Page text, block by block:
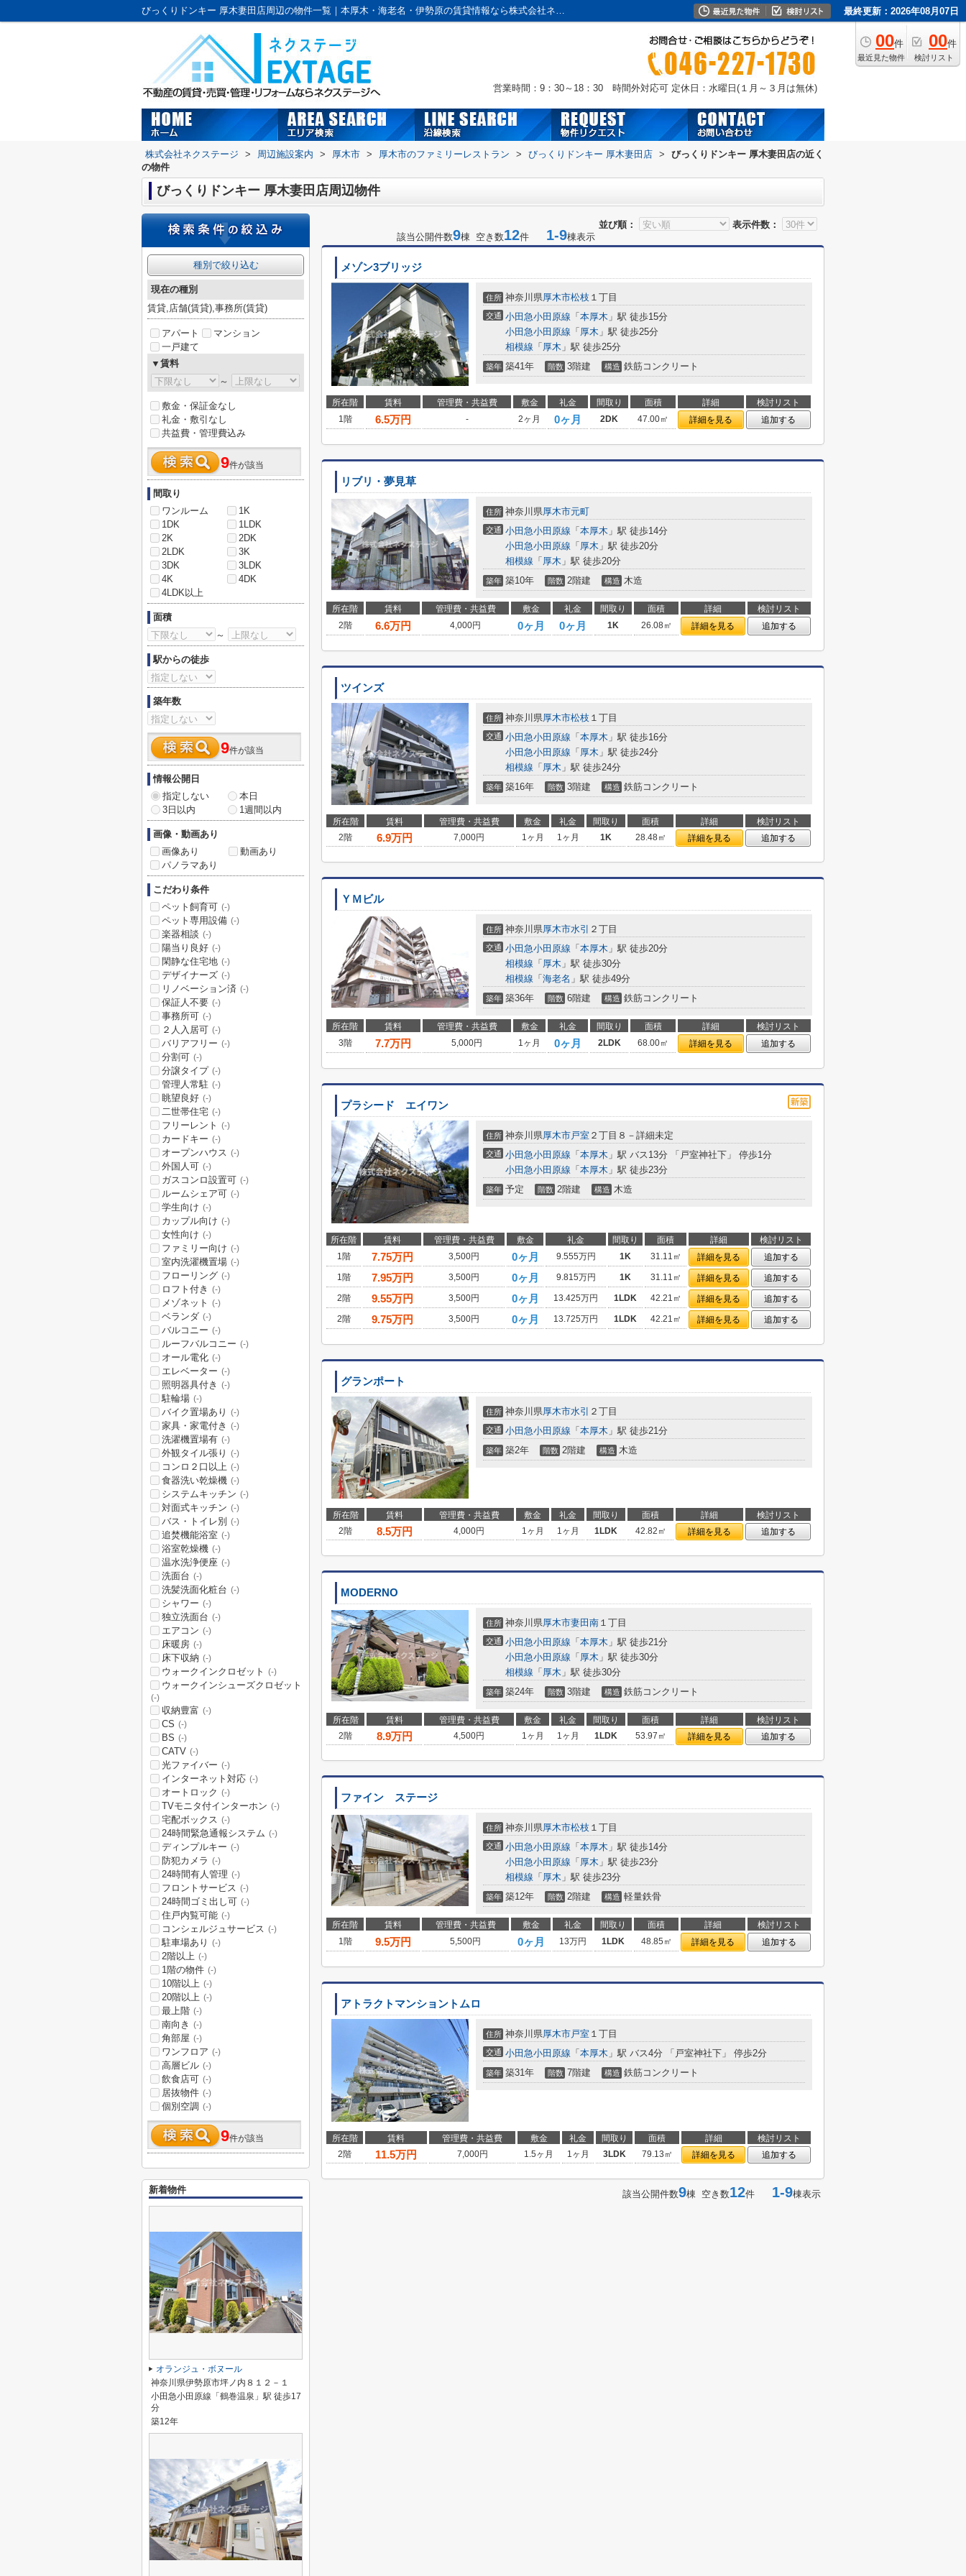
びっくりドンキー 厚木妻田店周辺の物件一覧｜本厚木・海老名・伊勢原の賃貸情報なら株式会社ネクステージへおまかせ！ 最終更新：2026年08月07日
00件
最近見た物件
00件
検討リスト
営業時間：9：30～18：30 時間外対応可 定休日：水曜日(１月～３月は無休)
株式会社ネクステージ > 周辺施設案内 > 厚木市 > 厚木市のファミリーレストラン > びっくりドンキー 厚木妻田店 >
びっくりドンキー 厚木妻田店の近く
の物件
びっくりドンキー 厚木妻田店周辺物件
並び順：
表示件数：
該当公開件数9棟 空き数12件 1-9棟表示
メゾン3ブリッジ
住所 神奈川県厚木市松枝 １丁目
交通 小田急小田原線 「 本厚木 」駅 徒歩15分
小田急小田原線 「 厚木 」駅 徒歩25分
相模線 「 厚木 」駅 徒歩25分
築年 築41年 階数 3階建 構造 鉄筋コンクリート
所在階 賃料 管理費・共益費 敷金 礼金 間取り 面積 詳細
検討リスト
1階
6.5万円 - 2ヶ月 0ヶ月 2DK 47.00㎡ 詳細を見る 追加する
リブリ・夢見草
住所 神奈川県厚木市元町
交通 小田急小田原線 「 本厚木 」駅 徒歩14分
小田急小田原線 「 厚木 」駅 徒歩20分
相模線 「 厚木 」駅 徒歩20分
築年 築10年 階数 2階建 構造 木造
所在階 賃料 管理費・共益費 敷金 礼金 間取り 面積 詳細
検討リスト
2階
6.6万円 4,000円 0ヶ月 0ヶ月 1K 26.08㎡ 詳細を見る 追加する
ツインズ
住所 神奈川県厚木市松枝 １丁目
交通 小田急小田原線 「 本厚木 」駅 徒歩16分
小田急小田原線 「 厚木 」駅 徒歩24分
相模線 「 厚木 」駅 徒歩24分
築年 築16年 階数 3階建 構造 鉄筋コンクリート
所在階 賃料 管理費・共益費 敷金 礼金 間取り 面積 詳細
検討リスト
2階
6.9万円 7,000円 1ヶ月 1ヶ月 1K 28.48㎡ 詳細を見る 追加する
ＹＭビル
住所 神奈川県厚木市水引 ２丁目
交通 小田急小田原線 「 本厚木 」駅 徒歩20分
相模線 「 厚木 」駅 徒歩30分
相模線 「 海老名 」駅 徒歩49分
築年 築36年 階数 6階建 構造 鉄筋コンクリート
所在階 賃料 管理費・共益費 敷金 礼金 間取り 面積 詳細
検討リスト
3階
7.7万円 5,000円 1ヶ月 0ヶ月 2LDK 68.00㎡ 詳細を見る 追加する
プラシード エイワン
住所 神奈川県厚木市戸室 ２丁目８－詳細未定
交通 小田急小田原線 「 本厚木 」駅 バス13分 「戸室神社下」 停歩1分
小田急小田原線 「 本厚木 」駅 徒歩23分
築年 予定 階数 2階建 構造 木造
所在階 賃料 管理費・共益費 敷金 礼金 間取り 面積 詳細
検討リスト
1階
7.75万円 3,500円 0ヶ月 9.555万円 1K 31.11㎡ 詳細を見る
追加する
1階
7.95万円 3,500円 0ヶ月 9.815万円 1K 31.11㎡ 詳細を見る
追加する
2階
9.55万円 3,500円 0ヶ月 13.425万円 1LDK 42.21㎡ 詳細を見る
追加する
2階
9.75万円 3,500円 0ヶ月 13.725万円 1LDK 42.21㎡ 詳細を見る 追加する
グランポート
住所 神奈川県厚木市水引 ２丁目
交通 小田急小田原線 「 本厚木 」駅 徒歩21分
築年 築2年 階数 2階建 構造 木造
所在階 賃料 管理費・共益費 敷金 礼金 間取り 面積 詳細
検討リスト
2階
8.5万円 4,000円 1ヶ月 1ヶ月 1LDK 42.82㎡ 詳細を見る 追加する
MODERNO
住所 神奈川県厚木市妻田南 １丁目
交通 小田急小田原線 「 本厚木 」駅 徒歩21分
小田急小田原線 「 厚木 」駅 徒歩30分
相模線 「 厚木 」駅 徒歩30分
築年 築24年 階数 3階建 構造 鉄筋コンクリート
所在階 賃料 管理費・共益費 敷金 礼金 間取り 面積 詳細
検討リスト
2階
8.9万円 4,500円 1ヶ月 1ヶ月 1LDK 53.97㎡ 詳細を見る 追加する
ファイン ステージ
住所 神奈川県厚木市松枝 １丁目
交通 小田急小田原線 「 本厚木 」駅 徒歩14分
小田急小田原線 「 厚木 」駅 徒歩23分
相模線 「 厚木 」駅 徒歩23分
築年 築12年 階数 2階建 構造 軽量鉄骨
所在階 賃料 管理費・共益費 敷金 礼金 間取り 面積 詳細
検討リスト
1階
9.5万円 5,500円 0ヶ月 13万円 1LDK 48.85㎡ 詳細を見る 追加する
アトラクトマンショントムロ
住所 神奈川県厚木市戸室 １丁目
交通 小田急小田原線 「 本厚木 」駅 バス4分 「戸室神社下」 停歩2分
築年 築31年 階数 7階建 構造 鉄筋コンクリート
所在階 賃料 管理費・共益費 敷金 礼金 間取り 面積 詳細
検討リスト
2階
11.5万円 7,000円 1.5ヶ月 1ヶ月 3LDK 79.13㎡ 詳細を見る 追加する
該当公開件数9棟 空き数12件 1-9棟表示
種別で絞り込む
現在の種別
賃貸,店舗(賃貸),事務所(賃貸)
アパート
マンション
一戸建て
▼賃料
～
敷金・保証金なし
礼金・敷引なし
共益費・管理費込み
9件が該当
間取り
ワンルーム
1K
1DK
1LDK
2K
2DK
2LDK
3K
3DK
3LDK
4K
4DK
4LDK以上
面積
～
駅からの徒歩
築年数
9件が該当
情報公開日
指定しない
本日
3日以内
1週間以内
画像・動画あり
画像あり
動画あり
パノラマあり
こだわり条件
ペット飼育可 (-)
ペット専用設備 (-)
楽器相談 (-)
陽当り良好 (-)
閑静な住宅地 (-)
デザイナーズ (-)
リノベーション済 (-)
保証人不要 (-)
事務所可 (-)
２人入居可 (-)
バリアフリー (-)
分割可 (-)
分譲タイプ (-)
管理人常駐 (-)
眺望良好 (-)
二世帯住宅 (-)
フリーレント (-)
カードキー (-)
オープンハウス (-)
外国人可 (-)
ガスコンロ設置可 (-)
ルームシェア可 (-)
学生向け (-)
カップル向け (-)
女性向け (-)
ファミリー向け (-)
室内洗濯機置場 (-)
フローリング (-)
ロフト付き (-)
メゾネット (-)
ベランダ (-)
バルコニー (-)
ルーフバルコニー (-)
オール電化 (-)
エレベーター (-)
照明器具付き (-)
駐輪場 (-)
バイク置場あり (-)
家具・家電付き (-)
洗濯機置場有 (-)
外観タイル張り (-)
コンロ２口以上 (-)
食器洗い乾燥機 (-)
システムキッチン (-)
対面式キッチン (-)
バス・トイレ別 (-)
追焚機能浴室 (-)
浴室乾燥機 (-)
温水洗浄便座 (-)
洗面台 (-)
洗髪洗面化粧台 (-)
シャワー (-)
独立洗面台 (-)
エアコン (-)
床暖房 (-)
床下収納 (-)
ウォークインクロゼット (-)
ウォークインシューズクロゼット
(-)
収納豊富 (-)
CS (-)
BS (-)
CATV (-)
光ファイバー (-)
インターネット対応 (-)
オートロック (-)
TVモニタ付インターホン (-)
宅配ボックス (-)
24時間緊急通報システム (-)
ディンプルキー (-)
防犯カメラ (-)
24時間有人管理 (-)
フロントサービス (-)
24時間ゴミ出し可 (-)
住戸内覧可能 (-)
コンシェルジュサービス (-)
駐車場あり (-)
2階以上 (-)
1階の物件 (-)
10階以上 (-)
20階以上 (-)
最上階 (-)
南向き (-)
角部屋 (-)
ワンフロア (-)
高層ビル (-)
飲食店可 (-)
居抜物件 (-)
個別空調 (-)
9件が該当
新着物件
オランジュ・ボヌール
神奈川県伊勢原市坪ノ内８１２－１
小田急小田原線「鶴巻温泉」駅 徒歩17
分
築12年